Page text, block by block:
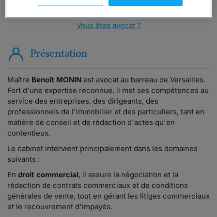
Vous êtes avocat ?
Présentation
Maître Benoît MONIN est avocat au barreau de Versailles.
Fort d'une expertise reconnue, il met ses compétences au
service des entreprises, des dirigeants, des
professionnels de l'immobilier et des particuliers, tant en
matière de conseil et de rédaction d'actes qu'en
contentieux.
Le cabinet intervient principalement dans les domaines
suivants :
En droit commercial, il assure la négociation et la
rédaction de contrats commerciaux et de conditions
générales de vente, tout en gérant les litiges commerciaux
et le recouvrement d'impayés.